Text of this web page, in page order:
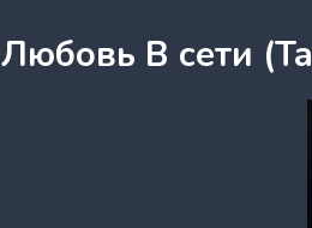
Любовь В сети